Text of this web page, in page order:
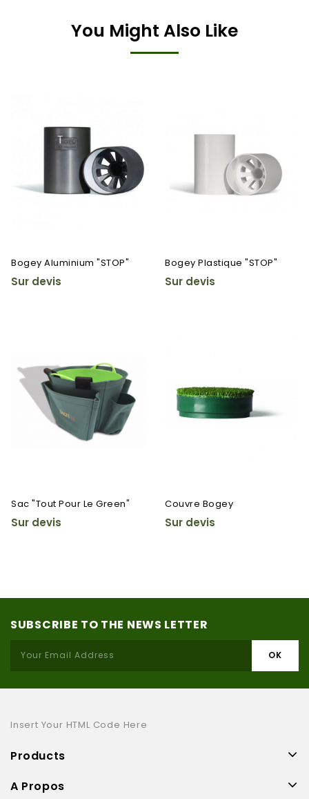
You Might Also Like
Bogey Aluminium "STOP"
Sur devis
Bogey Plastique "STOP"
Sur devis
Sac "Tout Pour Le Green"
Sur devis
Couvre Bogey
Sur devis
SUBSCRIBE TO THE NEWS LETTER
Insert Your HTML Code Here
Products
A Propos